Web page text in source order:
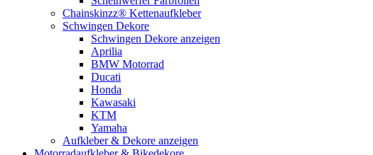
Chainskinzz® Kettenaufkleber
Schwingen Dekore
Schwingen Dekore anzeigen
Aprilia
BMW Motorrad
Ducati
Honda
Kawasaki
KTM
Yamaha
Aufkleber & Dekore anzeigen